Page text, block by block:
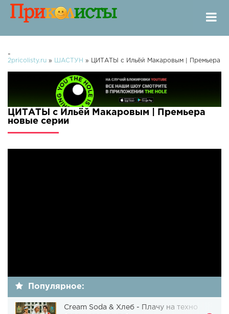
-
2pricolisty.ru » ШАСТУН » ЦИТАТЫ с Ильёй Макаровым | Премьера
ЦИТАТЫ с Ильёй Макаровым | Премьера
новые серии
Популярное:
Cream Soda & Хлеб - Плачу на техно